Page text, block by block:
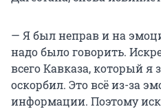
— Я был неправ и на
надо было говорить.
всего Кавказа, который я
оскорбил. Это всё из-за
информации. Поэтому